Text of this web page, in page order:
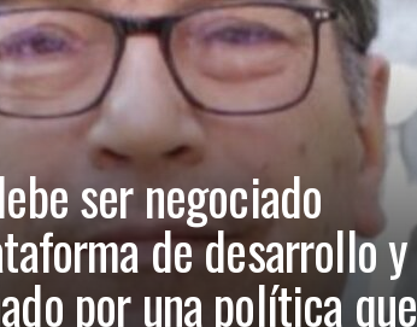
ser negociado
de desarrollo y
por una política que